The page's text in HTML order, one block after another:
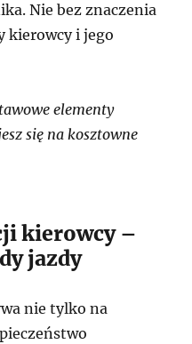
Nie bez znaczenia
kierowcy i jego
elementy
się na kosztowne
kierowcy –
jazdy
nie tylko na